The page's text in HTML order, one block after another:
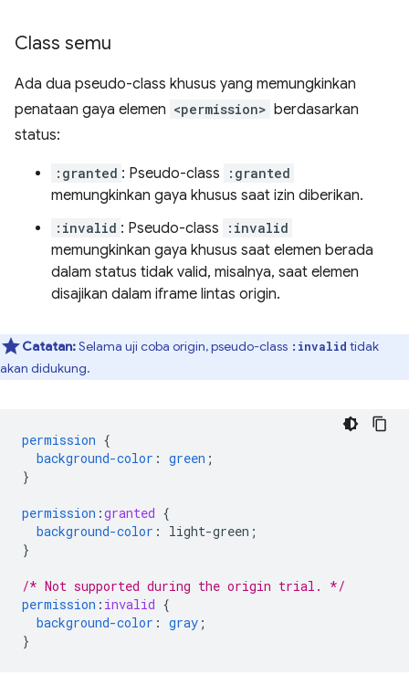
Class semu
Ada dua pseudo-class khusus yang memungkinkan
penataan gaya elemen <permission> berdasarkan
status:
:granted : Pseudo-class :granted
memungkinkan gaya khusus saat izin diberikan.
:invalid : Pseudo-class :invalid
memungkinkan gaya khusus saat elemen berada
dalam status tidak valid, misalnya, saat elemen
disajikan dalam iframe lintas origin.
Catatan:Selama uji coba origin, pseudo-class :invalid tidak
akan didukung.
permission {
background-color : green ;
}
permission :granted {
background-color : light-green ;
}
/* Not supported during the origin trial. */
permission : invalid {
background-color : gray ;
}